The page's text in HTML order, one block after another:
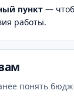
пункт —
работы.
понять